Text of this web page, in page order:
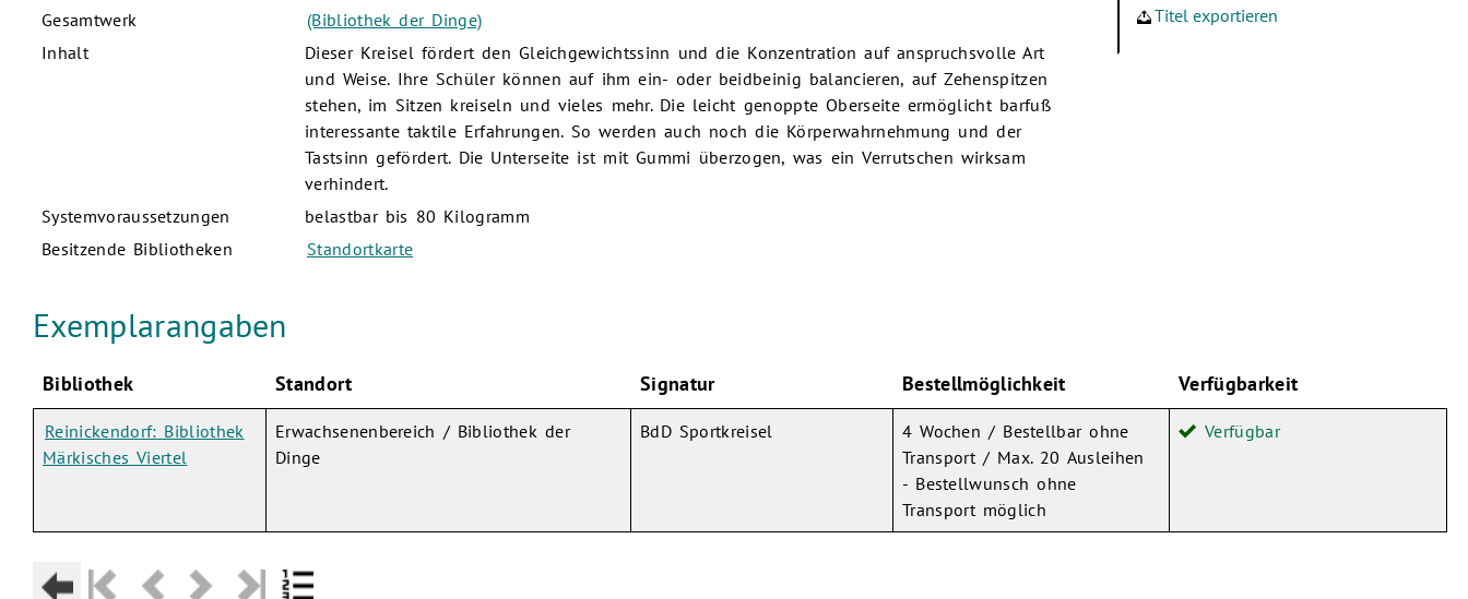
Gesamtwerk
(Bibliothek der Dinge)
Inhalt
Dieser Kreisel fördert den Gleichgewichtssinn und die Konzentration auf anspruchsvolle Art
und Weise. Ihre Schüler können auf ihm ein- oder beidbeinig balancieren, auf Zehenspitzen
stehen, im Sitzen kreiseln und vieles mehr. Die leicht genoppte Oberseite ermöglicht barfuß
interessante taktile Erfahrungen. So werden auch noch die Körperwahrnehmung und der
Tastsinn gefördert. Die Unterseite ist mit Gummi überzogen, was ein Verrutschen wirksam
verhindert.
Systemvoraussetzungen
belastbar bis 80 Kilogramm
Besitzende Bibliotheken
Standortkarte
Titel exportieren
Exemplarangaben
Bibliothek Standort Signatur Bestellmöglichkeit Verfügbarkeit
Reinickendorf: Bibliothek
Märkisches Viertel
Erwachsenenbereich / Bibliothek der
Dinge
BdD Sportkreisel
4 Wochen / Bestellbar ohne
Transport / Max. 20 Ausleihen
- Bestellwunsch ohne
Transport möglich
Verfügbar